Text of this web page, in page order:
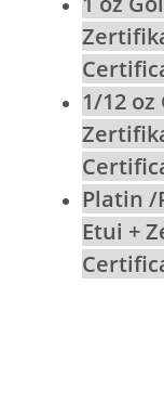
1/12
Platin /
Etui +